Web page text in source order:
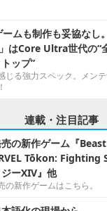
ムも制作も妥協な
はCore Ultra世代の“
ップ”
じる強力スペック。メン
連載・注目記事
の新作ゲーム『
Tōkon: Fighting
ジーXIV』他
の新作ゲームはこちら。